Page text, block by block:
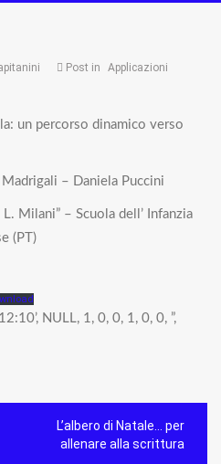
Post in
Applicazioni
un percorso dinamico verso
Madrigali – Daniela Puccini
Milani” – Scuola dell’ Infanzia
(PT)
NULL, 1, 0, 0, 1, 0, 0, ”,
L’albero di Natale… per
allenare alla scrittura